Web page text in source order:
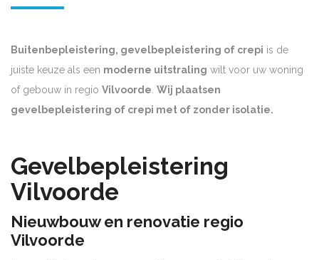
Buitenbepleistering, gevelbepleistering of crepi is de
juiste keuze als een moderne uitstraling wilt voor uw woning
of gebouw in regio Vilvoorde. Wij plaatsen
gevelbepleistering of crepi met of zonder isolatie.
Gevelbepleistering
Vilvoorde
Nieuwbouw en renovatie regio
Vilvoorde